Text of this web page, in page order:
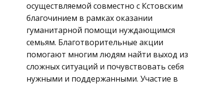
осуществляемой совместно с Кстовским
благочинием в рамках оказании
гуманитарной помощи нуждающимся
семьям. Благотворительные акции
помогают многим людям найти выход из
сложных ситуаций и почувствовать себя
нужными и поддержанными. Участие в